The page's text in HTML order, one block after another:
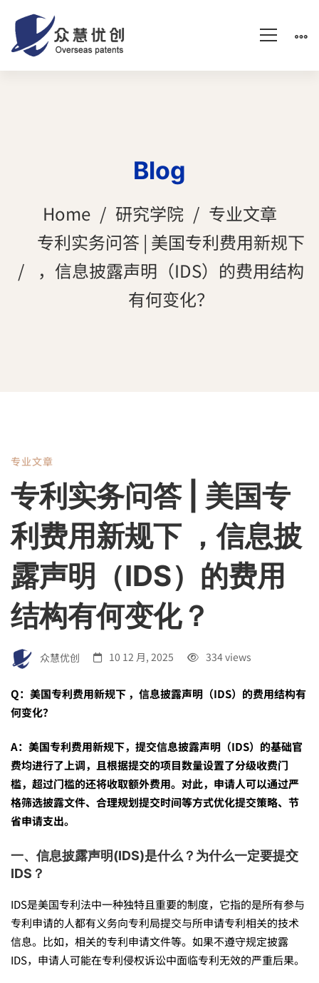
Blog
Home 研究学院
专业文章
专利实务问答 | 美国专利费用新规下
，信息披露声明（IDS）的费用结构
有何变化？
专
利
实
务
问
答
|
美
国
专
利
专业文章
专利实务问答 | 美国专
利费用新规下 ，信息披
露声明（IDS）的费用
结构有何变化？
众慧优创 10 12 月, 2025 334 views
Q：美国专利费用新规下 ，信息披露声明（IDS）的费用结构有
何变化？
A：美国专利费用新规下，提交信息披露声明（IDS）的基础官
费均进行了上调，且根据提交的项目数量设置了分级收费门
槛，超过门槛的还将收取额外费用。对此，申请人可以通过严
格筛选披露文件、合理规划提交时间等方式优化提交策略、节
省申请支出。
一、信息披露声明(IDS)是什么？为什么一定要提交
IDS ？
IDS是美国专利法中一种独特且重要的制度，它指的是所有参与
专利申请的人都有义务向专利局提交与所申请专利相关的技术
信息。比如，相关的专利申请文件等。如果不遵守规定披露
IDS，申请人可能在专利侵权诉讼中面临专利无效的严重后果。